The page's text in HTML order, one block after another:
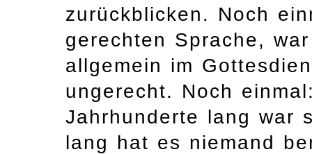
zurückblicken. Noch
gerechten Sprache,
allgemein im
ungerecht. Noch
Jahrhunderte lang war
lang hat es niemand